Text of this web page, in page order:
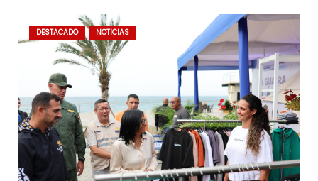
DESTACADO NOTICIAS